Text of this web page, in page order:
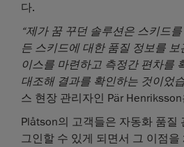
다.
“제가 꿈 꾸던 솔루션은 스키드
든 스키드에 대한 품질 정보를
이스를 마련하고 측정간 편차를
대조해 결과를 확인하는 것이었
스 현장 관리자인 Pär
Plåtson의 고객들은 자동화 품질
그인할 수 있게 되면서 그 이점